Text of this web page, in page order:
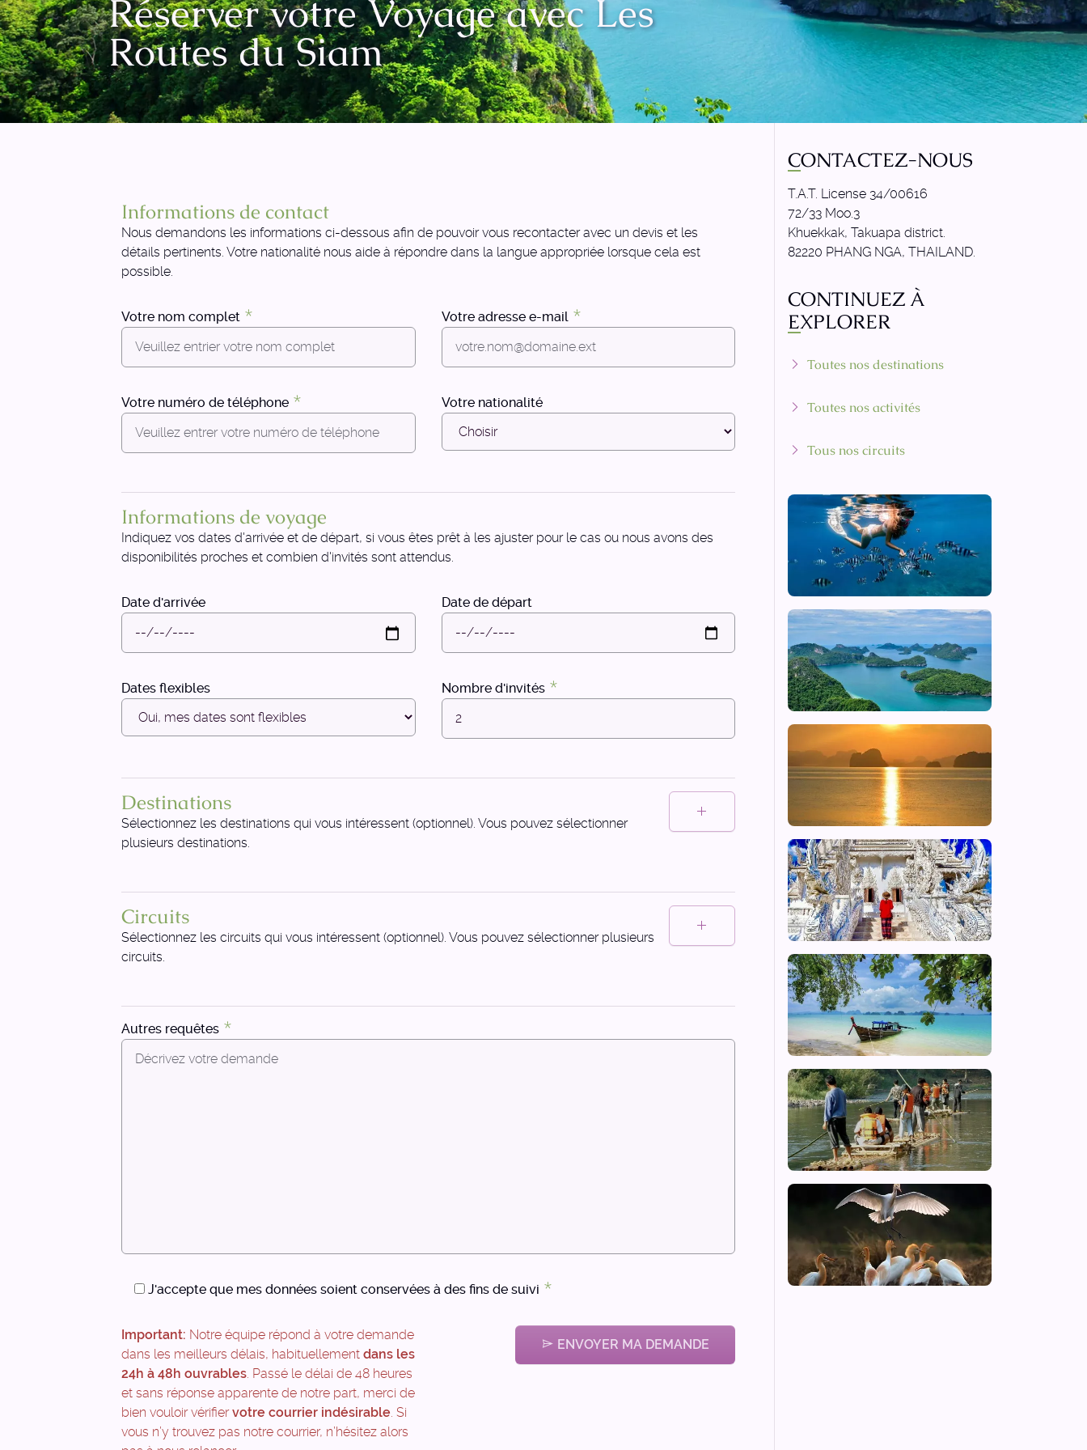
Réserver votre Voyage avec Les
Routes du Siam
Informations de contact
Nous demandons les informations ci-dessous afin de pouvoir vous recontacter avec un devis et les
détails pertinents. Votre nationalité nous aide à répondre dans la langue appropriée lorsque cela est
possible.
Votre nom complet Votre adresse e-mail
Votre numéro de téléphone Votre nationalité
Informations de voyage
Indiquez vos dates d'arrivée et de départ, si vous êtes prêt à les ajuster pour le cas ou nous avons des
disponibilités proches et combien d'invités sont attendus.
Date d'arrivée Date de départ
Dates flexibles Nombre d'invités
Destinations
Sélectionnez les destinations qui vous intéressent (optionnel). Vous pouvez sélectionner
plusieurs destinations.
Circuits
Sélectionnez les circuits qui vous intéressent (optionnel). Vous pouvez sélectionner plusieurs
circuits.
Autres requêtes
J'accepte que mes données soient conservées à des fins de suivi
Important: Notre équipe répond à votre demande
dans les meilleurs délais, habituellement dans les
24h à 48h ouvrables. Passé le délai de 48 heures
et sans réponse apparente de notre part, merci de
bien vouloir vérifiervotre courrier indésirable. Si
vous n’y trouvez pas notre courrier, n’hésitez alors
ENVOYER MA DEMANDE
CONTACTEZ-NOUS
T.A.T. License 34/00616
72/33 Moo.3
Khuekkak, Takuapa district.
82220 PHANG NGA, THAILAND.
CONTINUEZ À
EXPLORER
Toutes nos destinations
Toutes nos activités
Tous nos circuits